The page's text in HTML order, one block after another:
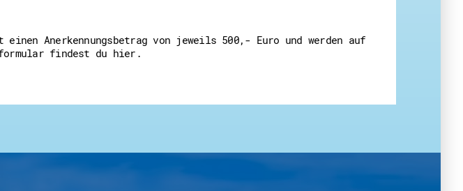
Anerkennungsbetrag von jeweils 500,- Euro und werden auf
findest du hier.